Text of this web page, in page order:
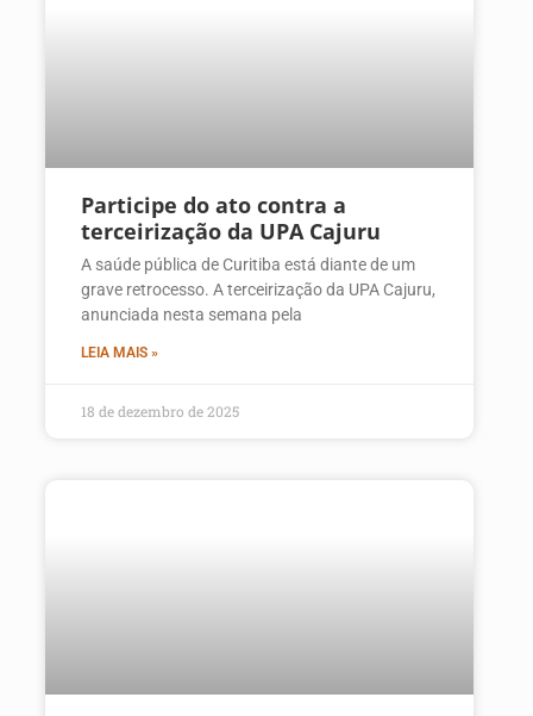
Participe do ato contra a
terceirização da UPA Cajuru
A saúde pública de Curitiba está diante de um
grave retrocesso. A terceirização da UPA Cajuru,
anunciada nesta semana pela
LEIA MAIS »
18 de dezembro de 2025